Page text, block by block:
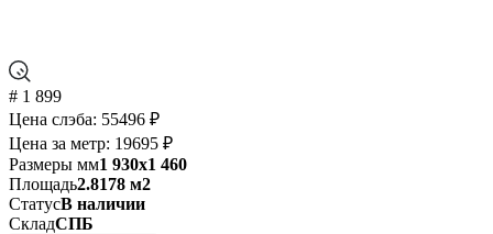
# 1 899
Цена слэба: 55496 ₽
Цена за метр: 19695 ₽
Размеры мм1 930x1 460
Площадь2.8178 м2
СтатусВ наличии
СкладСПБ